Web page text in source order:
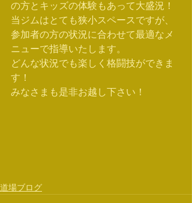
の方とキッズの体験もあって大盛況！
当ジムはとても狭小スペースですが、
参加者の方の状況に合わせて最適なメ
ニューで指導いたします。
どんな状況でも楽しく格闘技ができま
す！
みなさまも是非お越し下さい！
道場ブログ